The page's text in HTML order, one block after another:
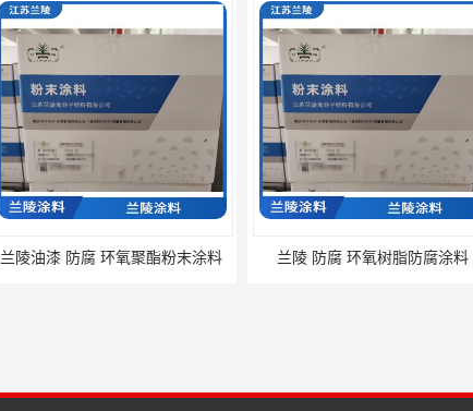
兰陵油漆 防腐 环氧聚酯粉末涂料 兰陵 防腐 环氧树脂防腐涂料